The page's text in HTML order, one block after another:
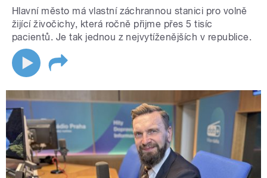
Hlavní město má vlastní záchrannou stanici pro volně
žijící živočichy, která ročně přijme přes 5 tisíc
pacientů. Je tak jednou z nejvytíženějších v republice.